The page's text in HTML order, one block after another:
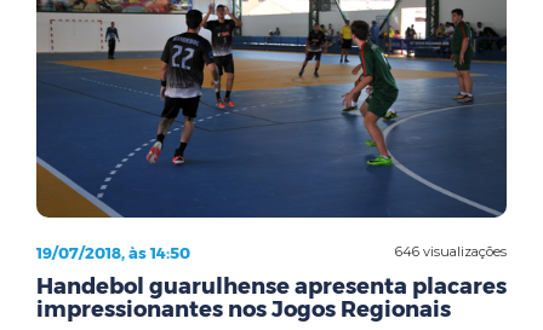
646 visualizações
19/07/2018, às 14:50
Handebol guarulhense apresenta placares
impressionantes nos Jogos Regionais